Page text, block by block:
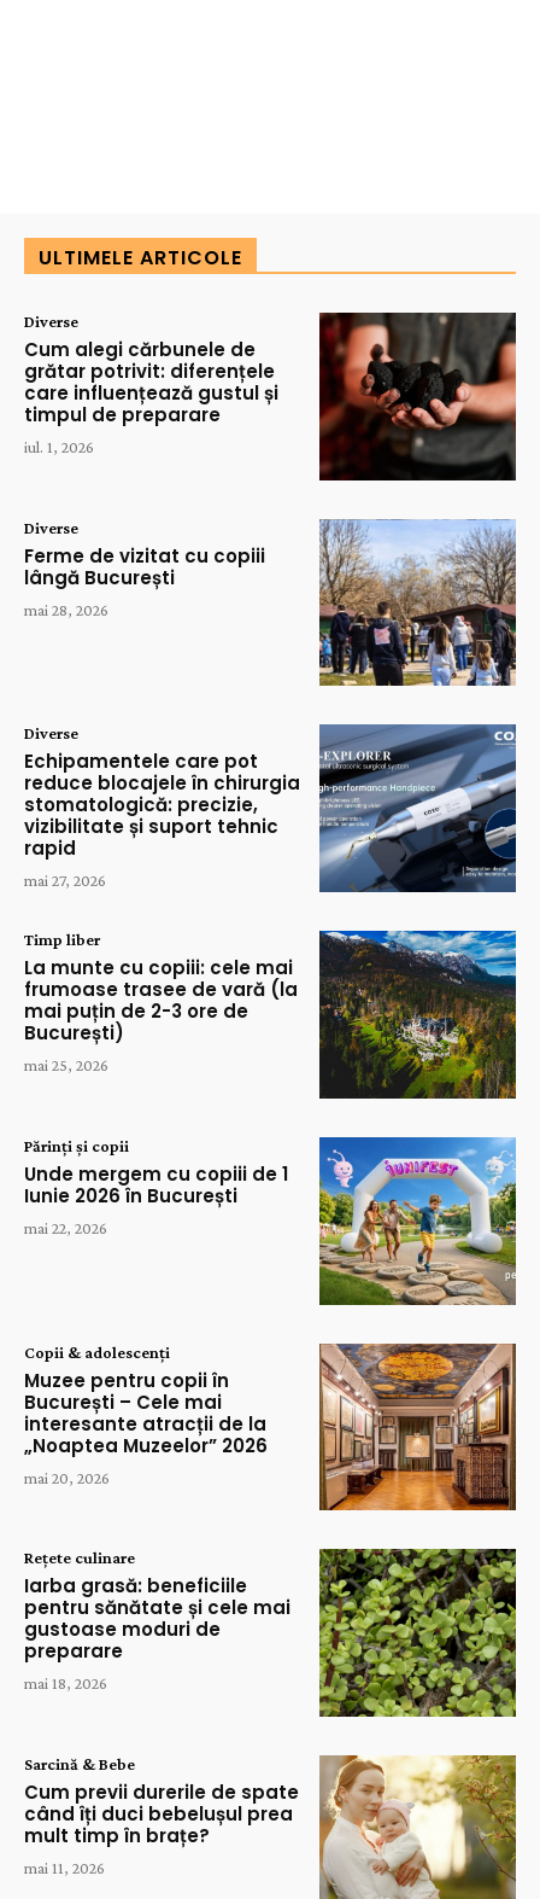
ULTIMELE ARTICOLE
Diverse
Cum alegi cărbunele de
grătar potrivit: diferențele
care influențează gustul și
timpul de preparare
iul. 1, 2026
Diverse
Ferme de vizitat cu copiii
lângă București
mai 28, 2026
Diverse
Echipamentele care pot
reduce blocajele în chirurgia
stomatologică: precizie,
vizibilitate și suport tehnic
rapid
mai 27, 2026
Timp liber
La munte cu copiii: cele mai
frumoase trasee de vară (la
mai puțin de 2-3 ore de
București)
mai 25, 2026
Părinți și copii
Unde mergem cu copiii de 1
Iunie 2026 în București
mai 22, 2026
Copii & adolescenți
Muzee pentru copii în
București – Cele mai
interesante atracții de la
„Noaptea Muzeelor” 2026
mai 20, 2026
Rețete culinare
Iarba grasă: beneficiile
pentru sănătate și cele mai
gustoase moduri de
preparare
mai 18, 2026
Sarcină & Bebe
Cum previi durerile de spate
când îți duci bebelușul prea
mult timp în brațe?
mai 11, 2026